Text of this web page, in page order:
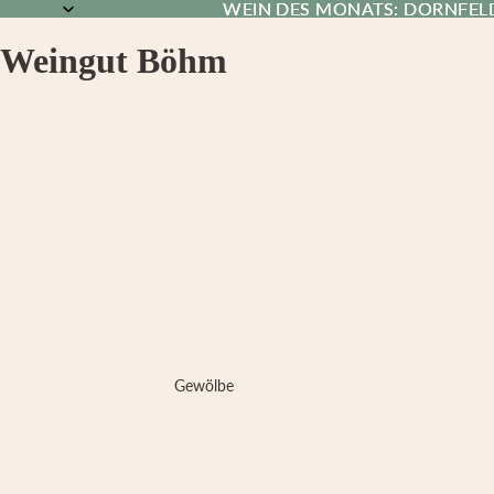
WEIN DES MONATS:
WEIN DES MONATS:
Weingut Böhm
Gewölbe